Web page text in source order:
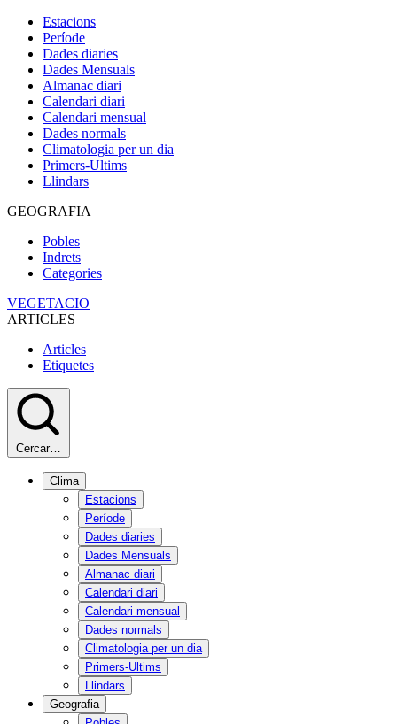
Estacions
Període
Dades diaries
Dades Mensuals
Almanac diari
Calendari diari
Calendari mensual
Dades normals
Climatologia per un dia
Primers-Ultims
Llindars
GEOGRAFIA
Pobles
Indrets
Categories
VEGETACIO
ARTICLES
Articles
Etiquetes
Cercar…
Clima
Estacions
Període
Dades diaries
Dades Mensuals
Almanac diari
Calendari diari
Calendari mensual
Dades normals
Climatologia per un dia
Primers-Ultims
Llindars
Geografia